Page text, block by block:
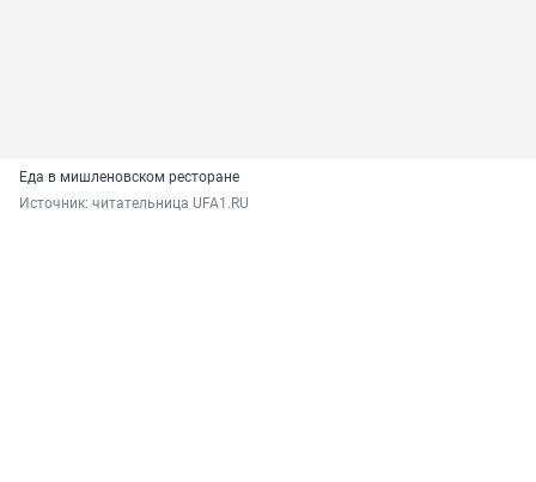
Еда в мишленовском ресторане
Источник: читательница UFA1.RU